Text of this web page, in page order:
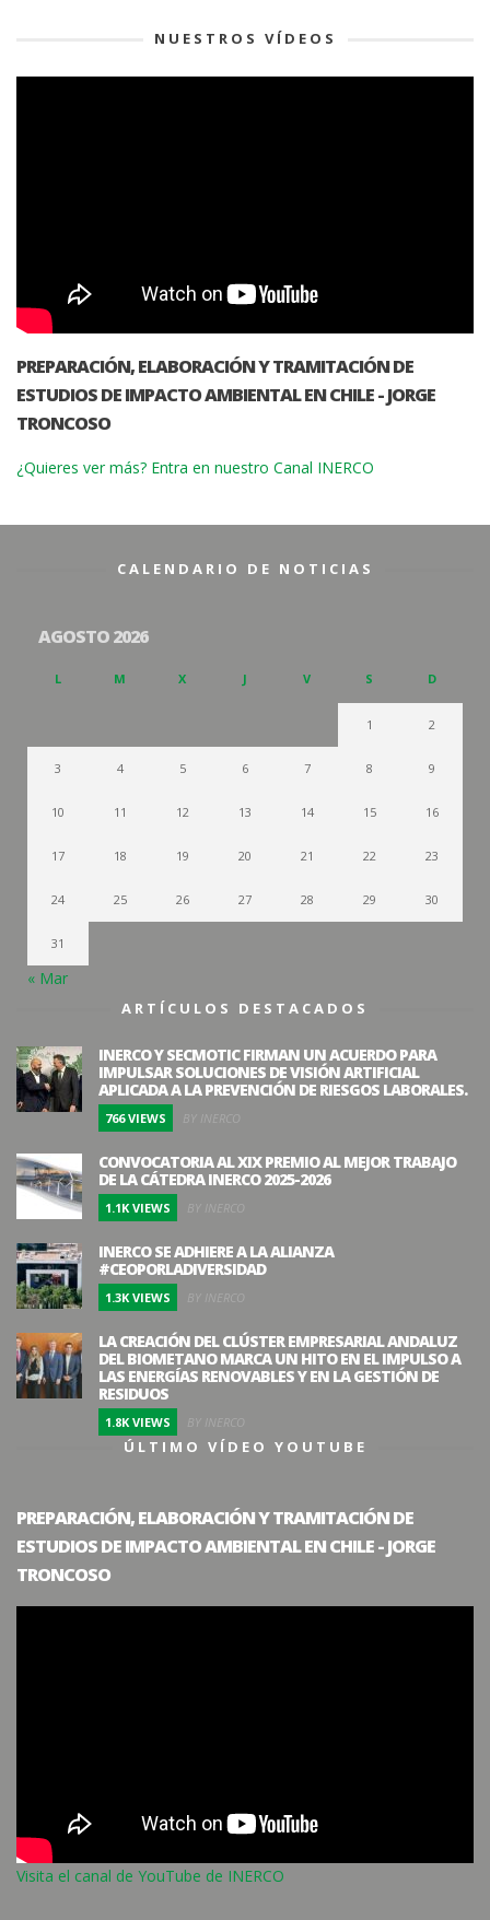
NUESTROS VÍDEOS
PREPARACIÓN, ELABORACIÓN Y TRAMITACIÓN DE
ESTUDIOS DE IMPACTO AMBIENTAL EN CHILE - JORGE
TRONCOSO
¿Quieres ver más? Entra en nuestro Canal INERCO
CALENDARIO DE NOTICIAS
AGOSTO 2026
L M X J V S D
1 2
3 4 5 6 7 8 9
10 11 12 13 14 15 16
17 18 19 20 21 22 23
24 25 26 27 28 29 30
31
« Mar
ARTÍCULOS DESTACADOS
INERCO Y SECMOTIC FIRMAN UN ACUERDO PARA
IMPULSAR SOLUCIONES DE VISIÓN ARTIFICIAL
APLICADA A LA PREVENCIÓN DE RIESGOS LABORALES.
766 VIEWS BY INERCO
CONVOCATORIA AL XIX PREMIO AL MEJOR TRABAJO
DE LA CÁTEDRA INERCO 2025-2026
1.1K VIEWS BY INERCO
INERCO SE ADHIERE A LA ALIANZA
#CEOPORLADIVERSIDAD
1.3K VIEWS BY INERCO
LA CREACIÓN DEL CLÚSTER EMPRESARIAL ANDALUZ
DEL BIOMETANO MARCA UN HITO EN EL IMPULSO A
LAS ENERGÍAS RENOVABLES Y EN LA GESTIÓN DE
RESIDUOS
1.8K VIEWS BY INERCO
ÚLTIMO VÍDEO YOUTUBE
PREPARACIÓN, ELABORACIÓN Y TRAMITACIÓN DE
ESTUDIOS DE IMPACTO AMBIENTAL EN CHILE - JORGE
TRONCOSO
Visita el canal de YouTube de INERCO